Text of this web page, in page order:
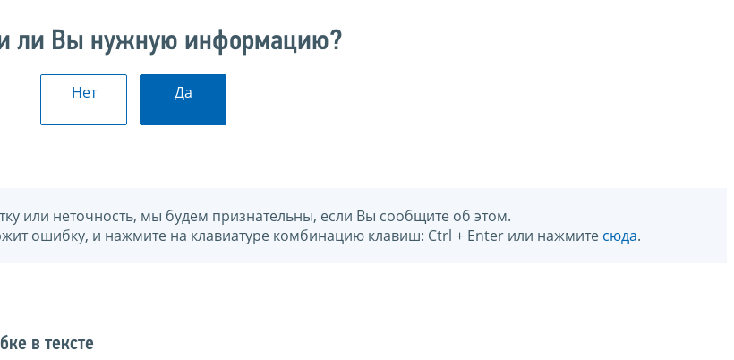
ли Вы нужную информацию?
Нет Да
или неточность, мы будем признательны, если Вы сообщите об этом.
ошибку, и нажмите на клавиатуре комбинацию клавиш: Ctrl + Enter или нажмите сюда.
в тексте